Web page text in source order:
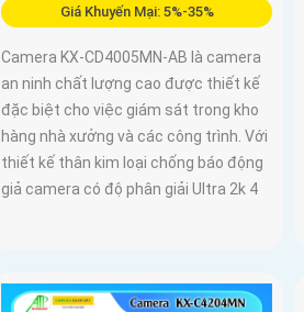
Giá Khuyến Mại: 5%-35%
Camera KX-CD4005MN-AB là camera
an ninh chất lượng cao được thiết kế
đặc biệt cho việc giám sát trong kho
hàng nhà xưởng và các công trình. Với
thiết kế thân kim loại chống báo động
giả camera có độ phân giải Ultra 2k 4